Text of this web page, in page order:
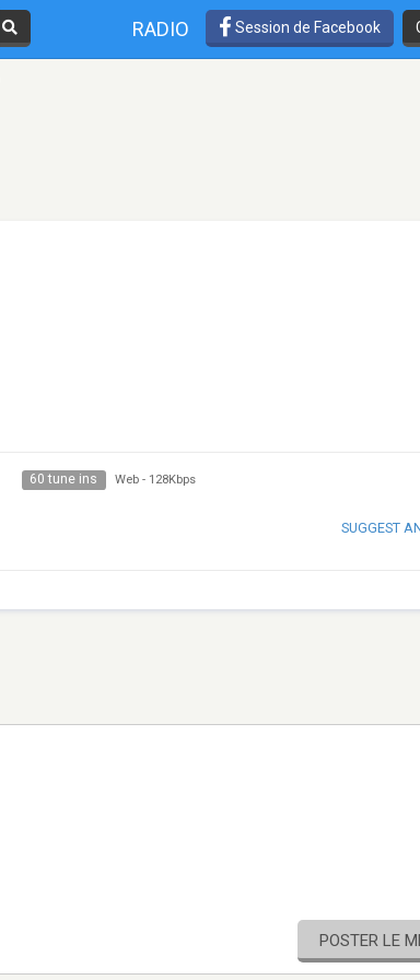
RADIO Session de Facebook
60 tune ins Web - 128Kbps
SUGGEST
POSTER LE